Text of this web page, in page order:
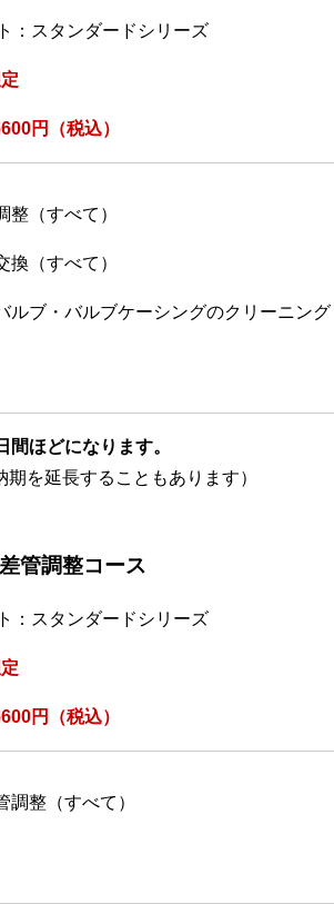
：スタンダードシリーズ
円（税込）
整（すべて）
換（すべて）
ルブ・バルブケーシングのクリーニング
ほどになります。
期を延長することもあります）
管調整コース
：スタンダードシリーズ
円（税込）
調整（すべて）